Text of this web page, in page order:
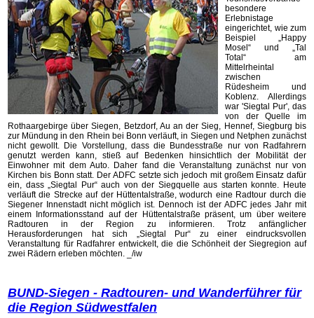
besondere
Erlebnistage
eingerichtet, wie zum
Beispiel „Happy
Mosel“ und „Tal
Total“ am
Mittelrheintal
zwischen
Rüdesheim und
Koblenz. Allerdings
war 'Siegtal Pur', das
von der Quelle im
Rothaargebirge über Siegen, Betzdorf, Au an der Sieg, Hennef, Siegburg bis
zur Mündung in den Rhein bei Bonn verläuft, in Siegen und Netphen zunächst
nicht gewollt. Die Vorstellung, dass die Bundesstraße nur von Radfahrern
genutzt werden kann, stieß auf Bedenken hinsichtlich der Mobilität der
Einwohner mit dem Auto. Daher fand die Veranstaltung zunächst nur von
Kirchen bis Bonn statt. Der ADFC setzte sich jedoch mit großem Einsatz dafür
ein, dass „Siegtal Pur“ auch von der Siegquelle aus starten konnte. Heute
verläuft die Strecke auf der Hüttentalstraße, wodurch eine Radtour durch die
Siegener Innenstadt nicht möglich ist. Dennoch ist der ADFC jedes Jahr mit
einem Informationsstand auf der Hüttentalstraße präsent, um über weitere
Radtouren in der Region zu informieren. Trotz anfänglicher
Herausforderungen hat sich „Siegtal Pur“ zu einer eindrucksvollen
Veranstaltung für Radfahrer entwickelt, die die Schönheit der Siegregion auf
zwei Rädern erleben möchten. _/iw
BUND-Siegen - Radtouren- und Wanderführer für
die Region Südwestfalen